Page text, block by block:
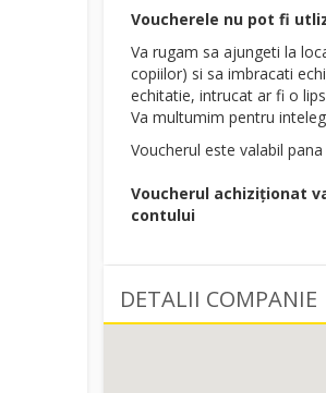
Voucherele nu pot fi
Va rugam sa ajungeti la
copiilor) si sa imbracati
echitatie, intrucat ar fi o
Va multumim pentru
Voucherul este valabil
Voucherul achiziționat
contului
DETALII COMPANIE